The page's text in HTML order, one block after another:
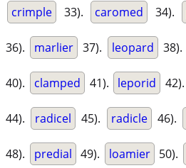
crimple 33). caromed 34).
36). marlier 37). leopard 38).
40). clamped 41). leporid 42).
44). radicel 45). radicle 46).
48). predial 49). loamier 50).